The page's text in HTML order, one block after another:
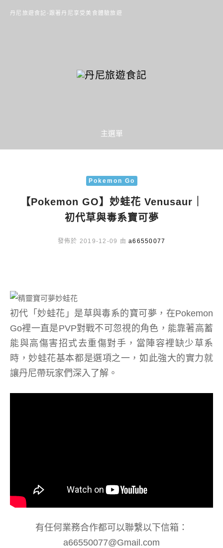
丹尼旅遊食記-跟著丹尼享受美食體驗旅遊
主選單
Pokemon Go
【Pokemon GO】妙蛙花 Venusaur｜
初代草與毒系寶可夢
發佈於 2019-12-09 由 a66550077
初代「妙蛙花」是草與毒系的寶可夢，在Pokemon
Go裡一直是PVP對戰不可忽視的角色，能靠著高蓄
能與高傷害招式去重傷對手，當陣容裡缺少草系
時，妙蛙花基本都是選項之一，如此強大的實力就
讓丹尼帶玩家們深入了解。
有任何業務合作都可以聯繫以下信箱：
a66550077@Gmail.com